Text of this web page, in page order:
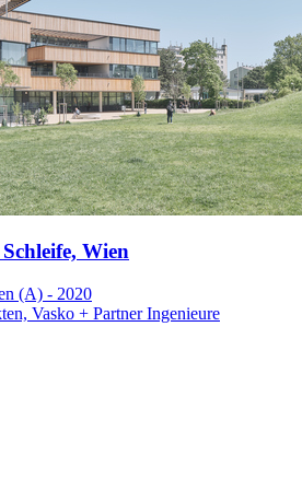
Wien
(A) - 2020
Vasko + Partner Ingenieure